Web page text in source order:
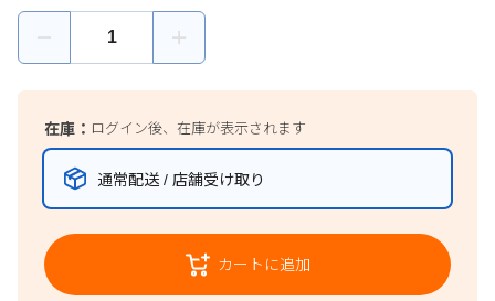
在庫： ログイン後、在庫が表示されます
通常配送 / 店舗受け取り
カートに追加